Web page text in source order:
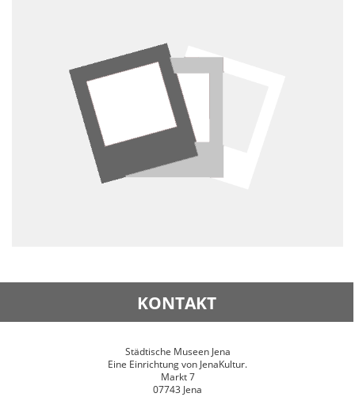
KONTAKT
Städtische Museen Jena
Eine Einrichtung von JenaKultur.
Markt 7
07743 Jena